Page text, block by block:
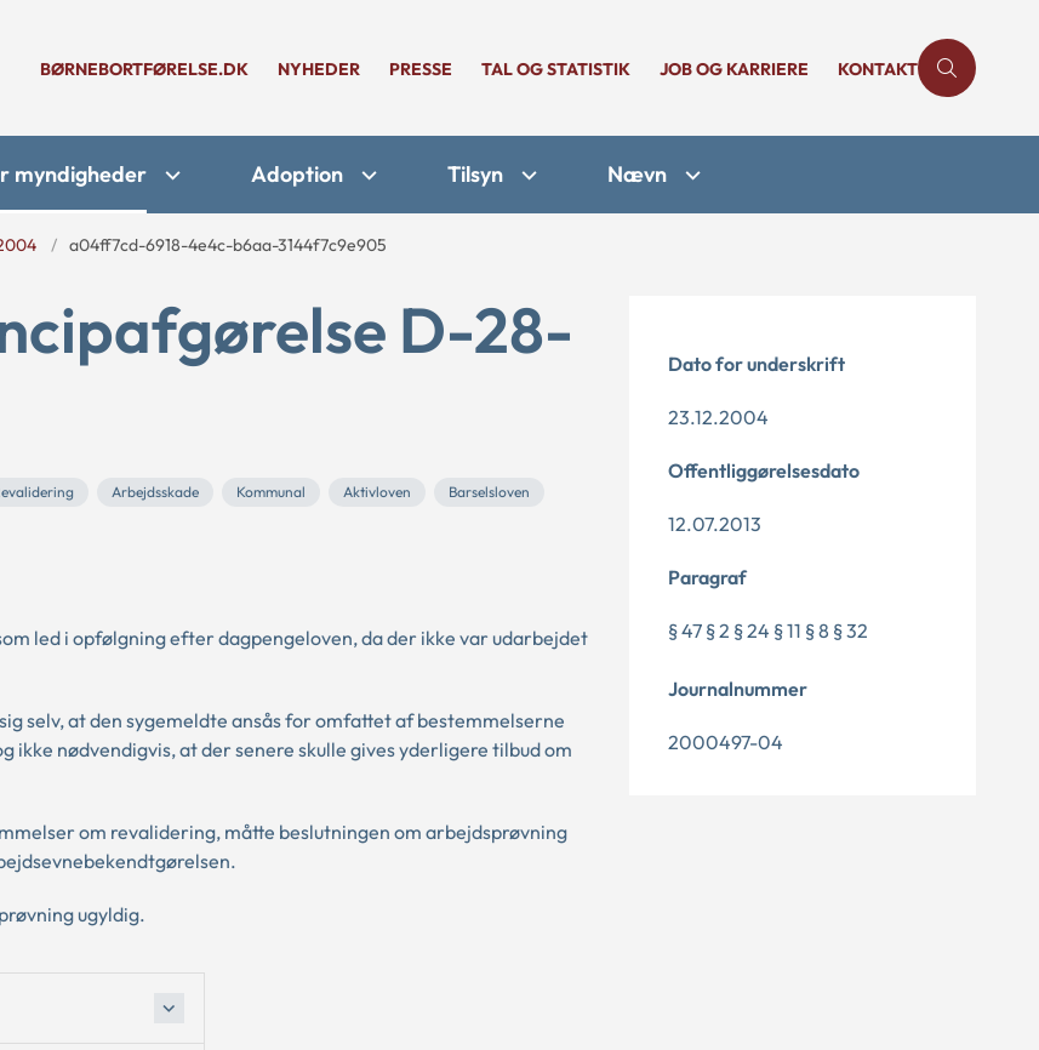
BØRNEBORTFØRELSE.DK NYHEDER PRESSE TAL OG STATISTIK JOB OG KARRIERE KONTAKT
myndigheder Adoption Tilsyn Nævn
a04ff7cd-6918-4e4c-b6aa-3144f7c9e905
D-28-
Arbejdsskade Kommunal Aktivloven
Barselsloven
led i opfølgning efter dagpengeloven, da der ikke var udarbejdet
selv, at den sygemeldte ansås for omfattet af bestemmelserne
nødvendigvis, at der senere skulle gives yderligere tilbud om
om revalidering, måtte beslutningen om arbejdsprøvning
ugyldig.
Dato for underskrift
23.12.2004
Offentliggørelsesdato
12.07.2013
Paragraf
§ 47 § 2 § 24 § 11 § 8 § 32
Journalnummer
2000497-04